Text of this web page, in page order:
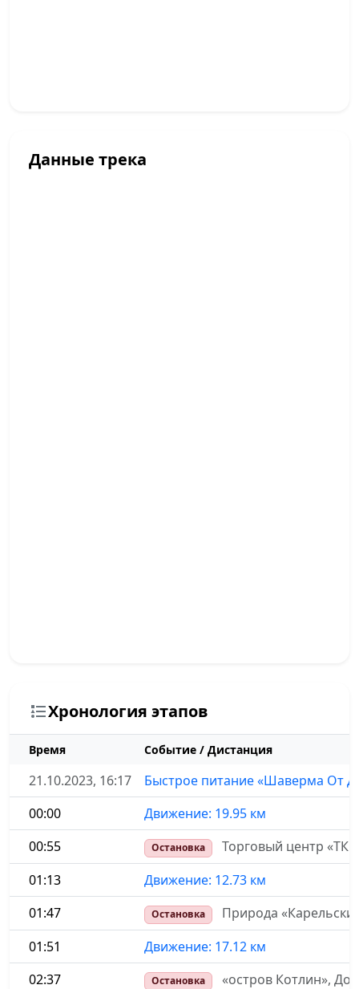
Данные трека
Хронология этапов
Время Событие / Дистанция
21.10.2023, 16:17
Быстрое питание «Шаверма От
00:00
Движение: 19.95 км
00:55
Остановка
Торговый центр «ТК
01:13
Движение: 12.73 км
01:47
Остановка
Природа
01:51
Движение: 17.12 км
02:37
Остановка «остров Котлин»,